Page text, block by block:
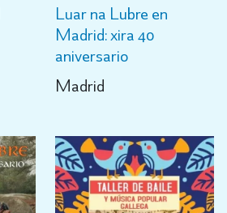
Luar na Lubre en
Madrid: xira 40
aniversario
Madrid